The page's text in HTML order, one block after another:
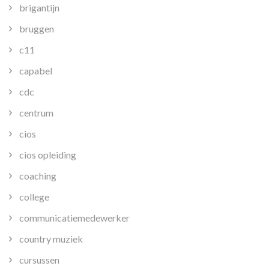
brigantijn
bruggen
c11
capabel
cdc
centrum
cios
cios opleiding
coaching
college
communicatiemedewerker
country muziek
cursussen